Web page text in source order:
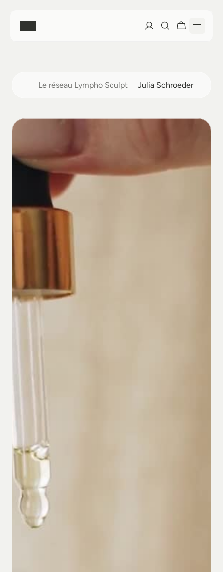
Nos soins
La méthode Lympho Sculpt®
Prendre rendez-vous
Découvrir la Formation
Le Réseau
Prochaines Sessions
Mon Compte
Mes Favoris
Mon Compte
À Propos
Le réseau Lympho Sculpt Julia Schroeder